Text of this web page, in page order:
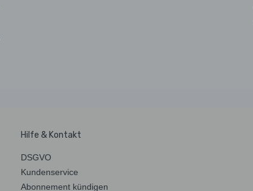
Hilfe & Kontakt
DSGVO
Kundenservice
Abonnement kündigen